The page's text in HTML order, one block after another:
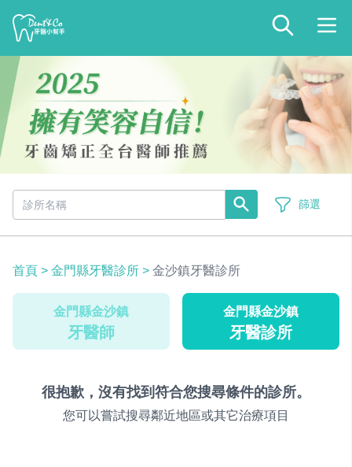
篩選
首頁 > 金門縣牙醫診所 > 金沙鎮牙醫診所
金門縣金沙鎮
牙醫師
金門縣金沙鎮
牙醫診所
很抱歉，沒有找到符合您搜尋條件的診所。
您可以嘗試搜尋鄰近地區或其它治療項目